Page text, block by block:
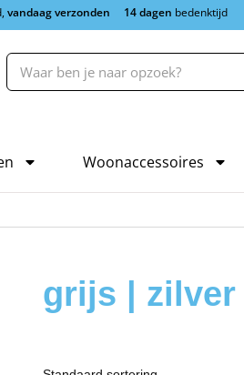
vandaag verzonden 14 dagen bedenktijd
Woonaccessoires
grijs | zilver